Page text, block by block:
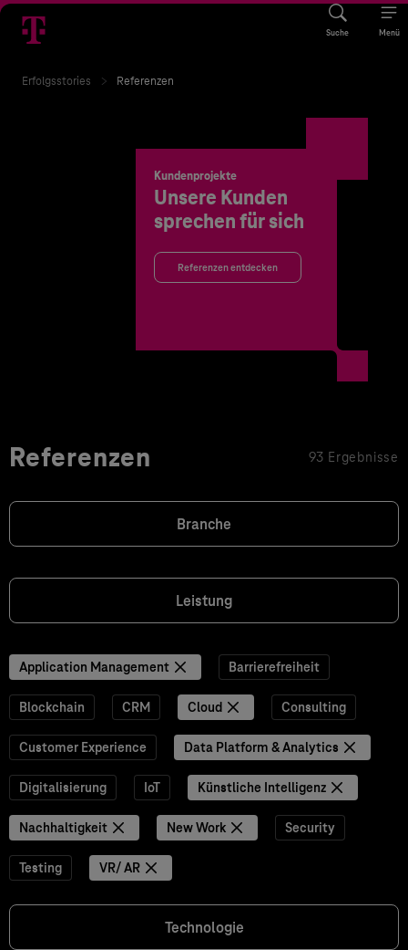
Suche Menü
Erfolgsstories Referenzen
Kundenprojekte
Unsere Kunden
sprechen für sich
Referenzen entdecken
Referenzen 93 Ergebnisse
Branche
Leistung
Application Management Barrierefreiheit
Blockchain CRM Cloud Consulting
Customer Experience Data Platform & Analytics
Digitalisierung IoT Künstliche Intelligenz
Nachhaltigkeit New Work Security
Testing VR/ AR
Technologie